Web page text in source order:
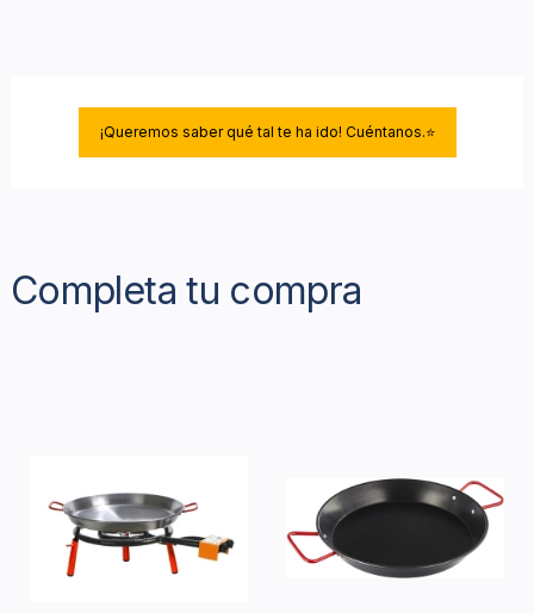
¡Queremos saber qué tal te ha ido! Cuéntanos.⭐
Completa tu compra